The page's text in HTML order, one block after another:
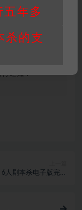
营所需支出费
关人士对于访
纠纷，本站概不
行通知！
人剧本杀电子版完整
五年多
杀的支